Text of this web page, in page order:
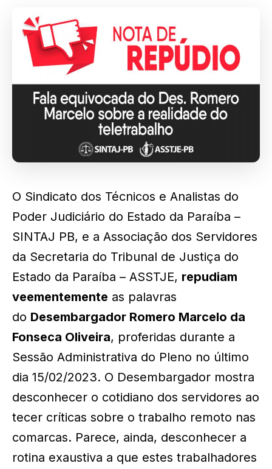
O Sindicato dos Técnicos e Analistas do
Poder Judiciário do Estado da Paraíba –
SINTAJ PB, e a Associação dos Servidores
da Secretaria do Tribunal de Justiça do
Estado da Paraíba – ASSTJE, repudiam
veementemente as palavras
do Desembargador Romero Marcelo da
Fonseca Oliveira, proferidas durante a
Sessão Administrativa do Pleno no último
dia 15/02/2023. O Desembargador mostra
desconhecer o cotidiano dos servidores ao
tecer críticas sobre o trabalho remoto nas
comarcas. Parece, ainda, desconhecer a
rotina exaustiva a que estes trabalhadores